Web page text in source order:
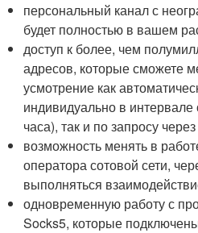
персональный канал с
будет полностью в вашем
доступ к более, чем
адресов, которые сможете
усмотрение как
индивидуально в интервале
часа), так и по запросу
возможность менять в
оператора сотовой сети,
выполняться
одновременную работу с
Socks5, которые